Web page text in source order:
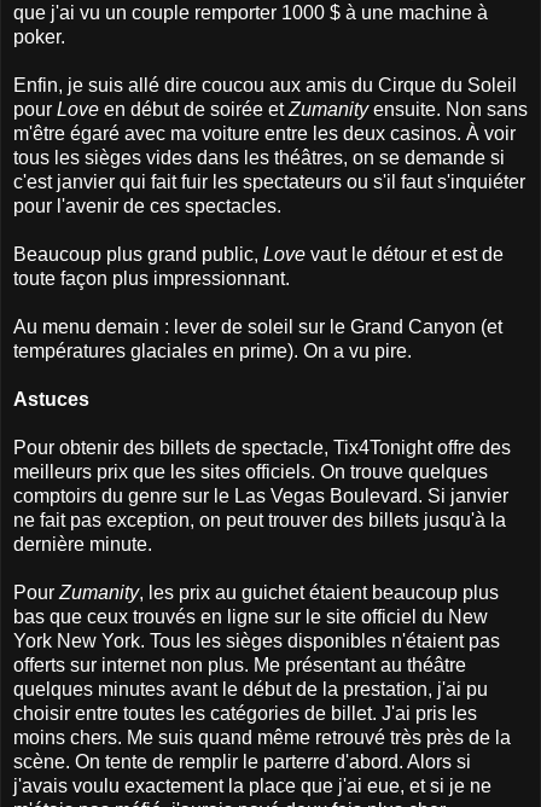
que j'ai vu un couple remporter 1000 $ à une machine à
poker.
Enfin, je suis allé dire coucou aux amis du Cirque du Soleil
pour Love en début de soirée etZumanityensuite. Non sans
m'être égaré avec ma voiture entre les deux casinos. À voir
tous les sièges vides dans les théâtres, on se demande si
c'est janvier qui fait fuir les spectateurs ou s'il faut s'inquiéter
pour l'avenir de ces spectacles.
Beaucoup plus grand public, Love vaut le détour et est de
toute façon plus impressionnant.
Au menu demain : lever de soleil sur le Grand Canyon (et
températures glaciales en prime). On a vu pire.
Astuces
Pour obtenir des billets de spectacle, Tix4Tonight offre des
meilleurs prix que les sites officiels. On trouve quelques
comptoirs du genre sur le Las Vegas Boulevard. Si janvier
ne fait pas exception, on peut trouver des billets jusqu'à la
dernière minute.
Pour Zumanity, les prix au guichet étaient beaucoup plus
bas que ceux trouvés en ligne sur le site officiel du New
York New York. Tous les sièges disponibles n'étaient pas
offerts sur internet non plus. Me présentant au théâtre
quelques minutes avant le début de la prestation, j'ai pu
choisir entre toutes les catégories de billet. J'ai pris les
moins chers. Me suis quand même retrouvé très près de la
scène. On tente de remplir le parterre d'abord. Alors si
j'avais voulu exactement la place que j'ai eue, et si je ne